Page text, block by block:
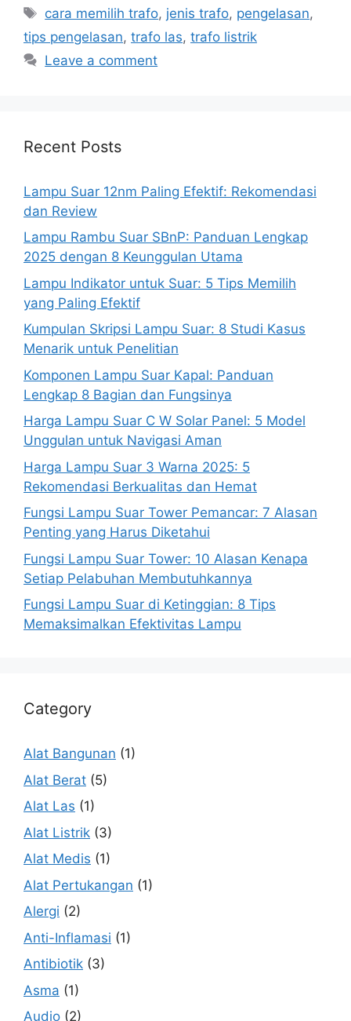
Tags
cara memilih trafo, jenis trafo, pengelasan,
tips pengelasan, trafo las, trafo listrik
Leave a comment
Recent Posts
Lampu Suar 12nm Paling Efektif: Rekomendasi
dan Review
Lampu Rambu Suar SBnP: Panduan Lengkap
2025 dengan 8 Keunggulan Utama
Lampu Indikator untuk Suar: 5 Tips Memilih
yang Paling Efektif
Kumpulan Skripsi Lampu Suar: 8 Studi Kasus
Menarik untuk Penelitian
Komponen Lampu Suar Kapal: Panduan
Lengkap 8 Bagian dan Fungsinya
Harga Lampu Suar C W Solar Panel: 5 Model
Unggulan untuk Navigasi Aman
Harga Lampu Suar 3 Warna 2025: 5
Rekomendasi Berkualitas dan Hemat
Fungsi Lampu Suar Tower Pemancar: 7 Alasan
Penting yang Harus Diketahui
Fungsi Lampu Suar Tower: 10 Alasan Kenapa
Setiap Pelabuhan Membutuhkannya
Fungsi Lampu Suar di Ketinggian: 8 Tips
Memaksimalkan Efektivitas Lampu
Category
Alat Bangunan (1)
Alat Berat (5)
Alat Las (1)
Alat Listrik (3)
Alat Medis (1)
Alat Pertukangan (1)
Alergi (2)
Anti-Inflamasi (1)
Antibiotik (3)
Asma (1)
Audio (2)